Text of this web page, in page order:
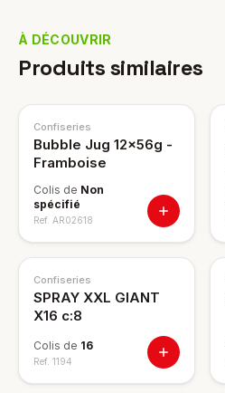
À DÉCOUVRIR
Produits similaires
Confiseries
Bubble Jug 12x56g -
Framboise
Colis de Non
spécifié
Ref. AR02618
Confiseries
SPRAY XXL GIANT
X16 c:8
Colis de 16
Ref. 1194